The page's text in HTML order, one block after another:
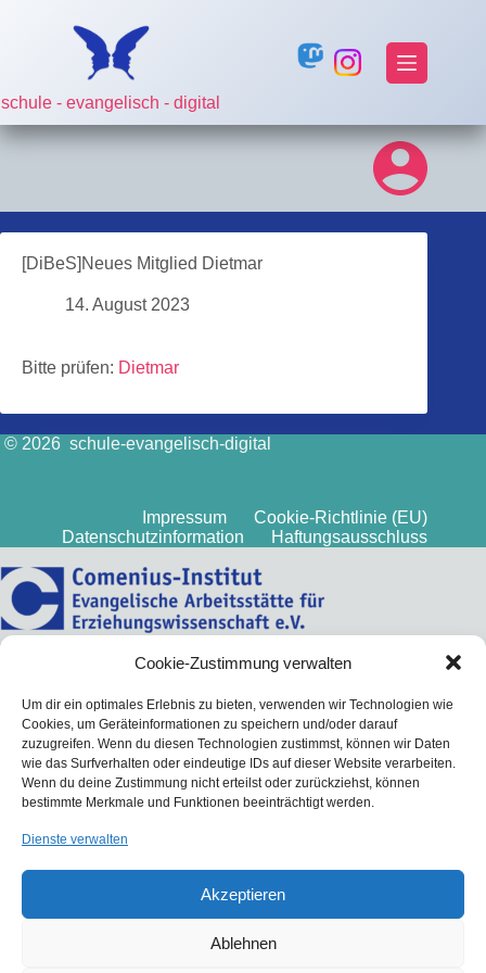
Cookie-Zustimmung verwalten
Um dir ein optimales Erlebnis zu bieten, verwenden wir Technologien wie
Cookies, um Geräteinformationen zu speichern und/oder darauf
zuzugreifen. Wenn du diesen Technologien zustimmst, können wir Daten
wie das Surfverhalten oder eindeutige IDs auf dieser Website verarbeiten.
Wenn du deine Zustimmung nicht erteilst oder zurückziehst, können
bestimmte Merkmale und Funktionen beeinträchtigt werden.
Dienste verwalten
Akzeptieren
Ablehnen
schule - evangelisch - digital
[DiBeS]Neues Mitglied Dietmar
14. August 2023
Bitte prüfen: Dietmar
© 2026 schule-evangelisch-digital
Impressum
Cookie-Richtlinie (EU)
Datenschutzinformation
Haftungsausschluss